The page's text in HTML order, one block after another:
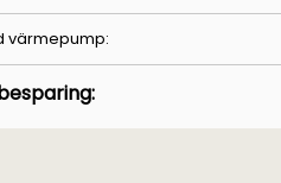
värmepump: